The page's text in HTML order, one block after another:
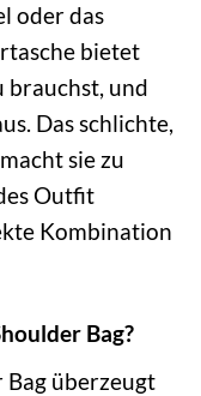
oder das
bietet
brauchst, und
Das schlichte,
sie zu
Outfit
Kombination
Bag?
Bag überzeugt